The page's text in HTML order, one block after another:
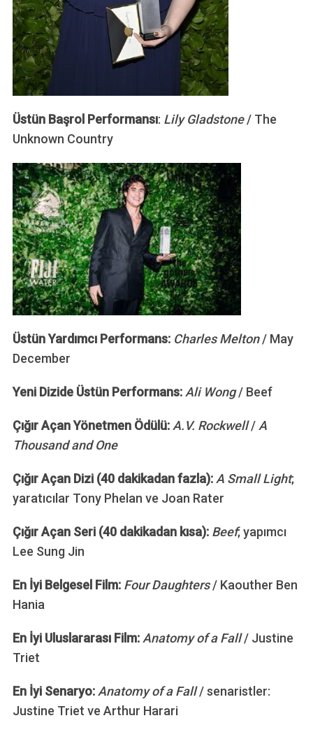
Üstün Başrol Performansı: Lily Gladstone/ The
Unknown Country
Üstün Yardımcı Performans:Charles Melton/ May
December
Yeni Dizide Üstün Performans: Ali Wong/ Beef
Çığır Açan Yönetmen Ödülü: A.V. Rockwell/A
Thousand and One
Çığır Açan Dizi (40 dakikadan fazla):A Small Light;
yaratıcılar Tony Phelan ve Joan Rater
Çığır Açan Seri (40 dakikadan kısa): Beef; yapımcı
Lee Sung Jin
En İyi Belgesel Film: Four Daughters/ Kaouther Ben
Hania
En İyi Uluslararası Film: Anatomy of a Fall/ Justine
Triet
En İyi Senaryo: Anatomy of a Fall/ senaristler:
Justine Triet ve Arthur Harari